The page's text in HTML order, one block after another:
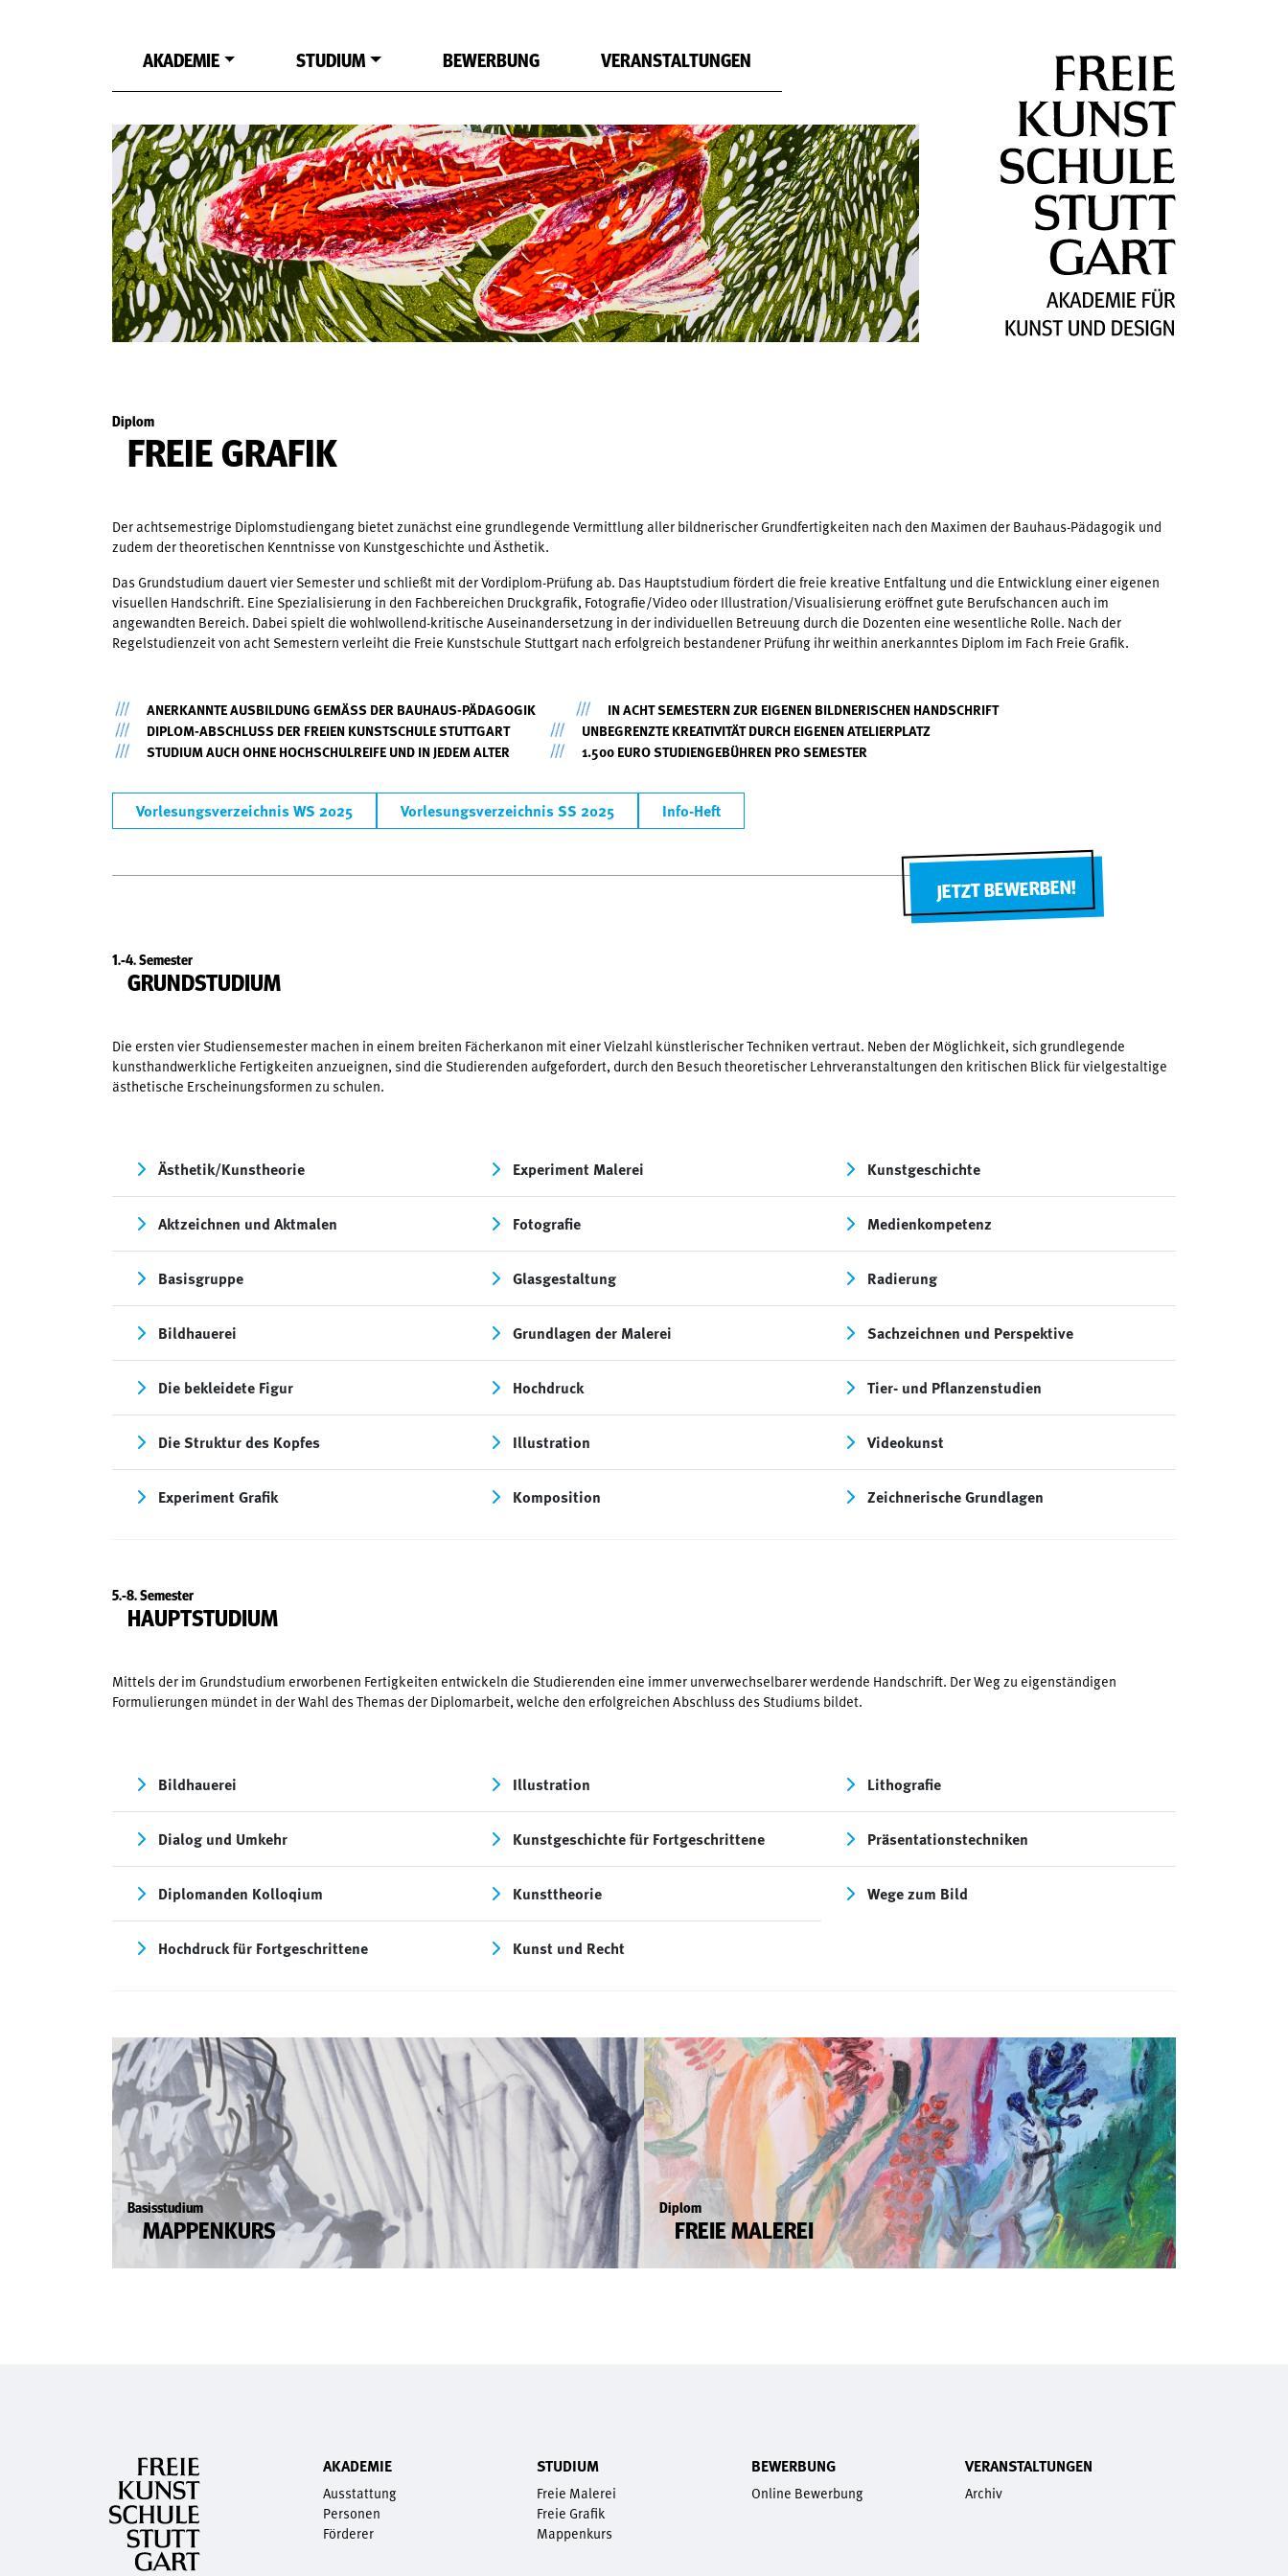
AKADEMIE STUDIUM BEWERBUNG VERANSTALTUNGEN
Diplom
FREIE GRAFIK
Der achtsemestrige Diplomstudiengang bietet zunächst eine grundlegende Vermittlung aller bildnerischer Grundfertigkeiten nach den Maximen der Bauhaus-Pädagogik und
zudem der theoretischen Kenntnisse von Kunstgeschichte und Ästhetik.
Das Grundstudium dauert vier Semester und schließt mit der Vordiplom-Prüfung ab. Das Hauptstudium fördert die freie kreative Entfaltung und die Entwicklung einer eigenen
visuellen Handschrift. Eine Spezialisierung in den Fachbereichen Druckgrafik, Fotografie/Video oder Illustration/Visualisierung eröffnet gute Berufschancen auch im
angewandten Bereich. Dabei spielt die wohlwollend-kritische Auseinandersetzung in der individuellen Betreuung durch die Dozenten eine wesentliche Rolle. Nach der
Regelstudienzeit von acht Semestern verleiht die Freie Kunstschule Stuttgart nach erfolgreich bestandener Prüfung ihr weithin anerkanntes Diplom im Fach Freie Grafik.
ANERKANNTE AUSBILDUNG GEMÄSS DER BAUHAUS-PÄDAGOGIK
IN ACHT SEMESTERN ZUR EIGENEN BILDNERISCHEN HANDSCHRIFT
DIPLOM-ABSCHLUSS DER FREIEN KUNSTSCHULE STUTTGART
UNBEGRENZTE KREATIVITÄT DURCH EIGENEN ATELIERPLATZ
STUDIUM AUCH OHNE HOCHSCHULREIFE UND IN JEDEM ALTER
1.500 EURO STUDIENGEBÜHREN PRO SEMESTER
Vorlesungsverzeichnis WS 2025 Vorlesungsverzeichnis SS 2025 Info-Heft
JETZT BEWERBEN!
1.-4. Semester
GRUNDSTUDIUM
Die ersten vier Studiensemester machen in einem breiten Fächerkanon mit einer Vielzahl künstlerischer Techniken vertraut. Neben der Möglichkeit, sich grundlegende
kunsthandwerkliche Fertigkeiten anzueignen, sind die Studierenden aufgefordert, durch den Besuch theoretischer Lehrveranstaltungen den kritischen Blick für vielgestaltige
ästhetische Erscheinungsformen zu schulen.
Ästhetik/Kunstheorie
Aktzeichnen und Aktmalen
Basisgruppe
Bildhauerei
Die bekleidete Figur
Die Struktur des Kopfes
Experiment Grafik
Experiment Malerei
Fotografie
Glasgestaltung
Grundlagen der Malerei
Hochdruck
Illustration
Komposition
Kunstgeschichte
Medienkompetenz
Radierung
Sachzeichnen und Perspektive
Tier- und Pflanzenstudien
Videokunst
Zeichnerische Grundlagen
5.-8. Semester
HAUPTSTUDIUM
Mittels der im Grundstudium erworbenen Fertigkeiten entwickeln die Studierenden eine immer unverwechselbarer werdende Handschrift. Der Weg zu eigenständigen
Formulierungen mündet in der Wahl des Themas der Diplomarbeit, welche den erfolgreichen Abschluss des Studiums bildet.
Bildhauerei
Dialog und Umkehr
Diplomanden Kolloqium
Hochdruck für Fortgeschrittene
Illustration
Kunstgeschichte für Fortgeschrittene
Kunsttheorie
Kunst und Recht
Lithografie
Präsentationstechniken
Wege zum Bild
Basisstudium
MAPPENKURS
Diplom
FREIE MALEREI
AKADEMIE
Ausstattung
Personen
Förderer
STUDIUM
Freie Malerei
Freie Grafik
Mappenkurs
BEWERBUNG
Online Bewerbung
VERANSTALTUNGEN
Archiv